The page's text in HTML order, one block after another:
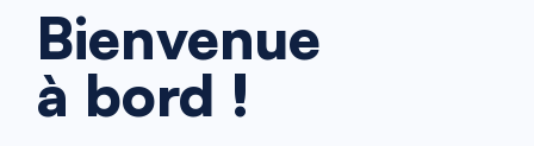
Bienvenue
à bord !